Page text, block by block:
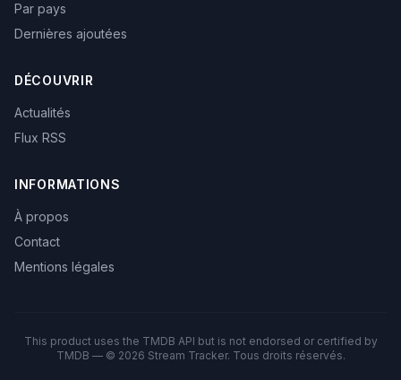
Par pays
Dernières ajoutées
DÉCOUVRIR
Actualités
Flux RSS
INFORMATIONS
À propos
Contact
Mentions légales
This product uses the TMDB API but is not endorsed or certified by
TMDB — © 2026 Stream Tracker. Tous droits réservés.